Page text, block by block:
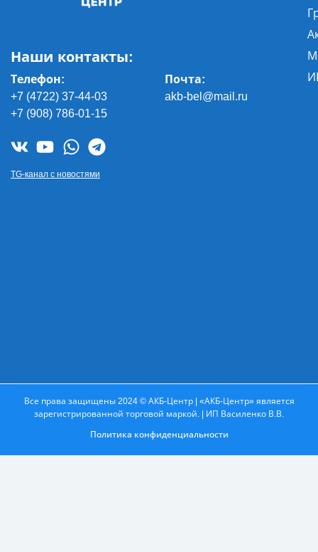
Наши контакты:
Телефон:
+7 (4722) 37-44-03
+7 (908) 786-01-15
Почта:
akb-bel@mail.ru
TG-канал с новостями
Все права защищены 2024 © АКБ-Центр | «АКБ-Центр» является
зарегистрированной торговой маркой. | ИП Василенко В.В.
Политика конфиденциальности